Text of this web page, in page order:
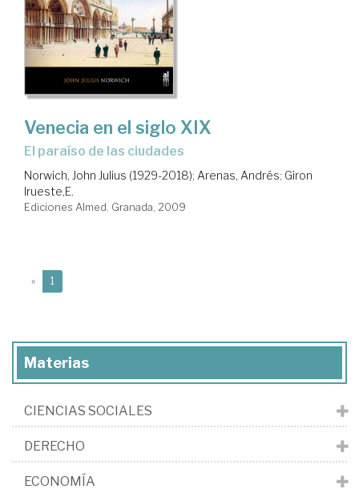
Venecia en el siglo XIX
el paraíso de las ciudades
Norwich, John Julius (1929-2018); Arenas, Andrés; Giron
Irueste,E.
Ediciones Almed. Granada, 2009
« 1
Materias
CIENCIAS SOCIALES
DERECHO
ECONOMÍA